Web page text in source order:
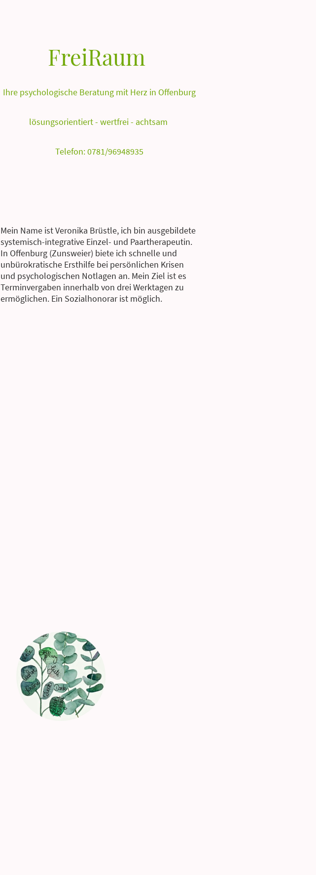
FreiRaum
Ihre psychologische Beratung mit Herz in Offenburg
lösungsorientiert - wertfrei - achtsam
Telefon: 0781/96948935
Mein Name ist Veronika Brüstle, ich bin ausgebildete
systemisch-integrative Einzel- und Paartherapeutin.
In Offenburg (Zunsweier) biete ich schnelle und
unbürokratische Ersthilfe bei persönlichen Krisen
und psychologischen Notlagen an. Mein Ziel ist es
Terminvergaben innerhalb von drei Werktagen zu
ermöglichen. Ein Sozialhonorar ist möglich.